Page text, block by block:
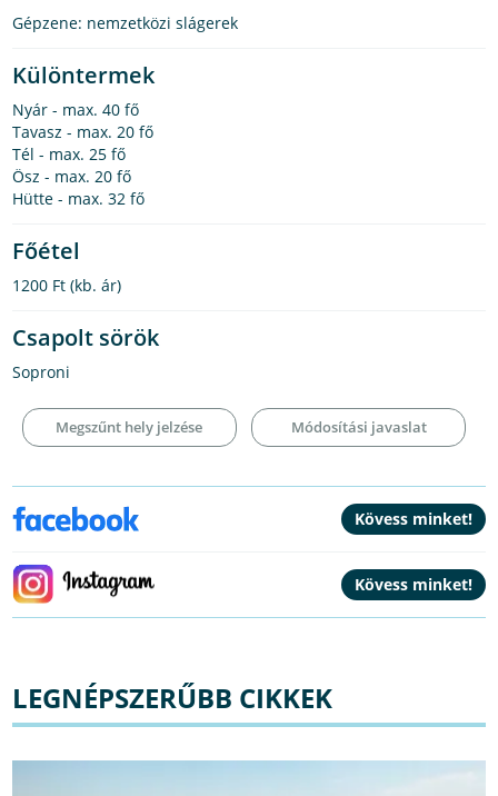
Gépzene: nemzetközi slágerek
Különtermek
Nyár - max. 40 fő
Tavasz - max. 20 fő
Tél - max. 25 fő
Ösz - max. 20 fő
Hütte - max. 32 fő
Főétel
1200 Ft (kb. ár)
Csapolt sörök
Soproni
Megszűnt hely jelzése Módosítási javaslat
LEGNÉPSZERŰBB CIKKEK